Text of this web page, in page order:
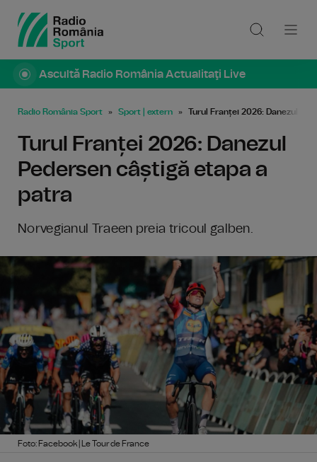
Ascultă Radio România Actualitaţi Live
Radio România Sport Sport | extern Turul Franței 2026: Danezul
Turul Franței 2026: Danezul
Pedersen câștigă etapa a
patra
Norvegianul Traeen preia tricoul galben.
Foto: Facebook | Le Tour de France